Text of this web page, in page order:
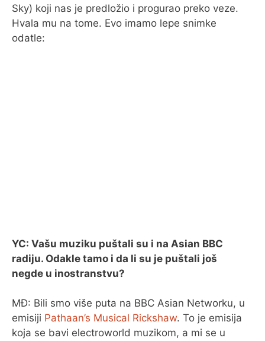
Sky) koji nas je predložio i progurao preko veze.
Hvala mu na tome. Evo imamo lepe snimke
odatle:
YC: Vašu muziku puštali su i na Asian BBC
radiju. Odakle tamo i da li su je puštali još
negde u inostranstvu?
MĐ: Bili smo više puta na BBC Asian Networku, u
emisiji Pathaan’s Musical Rickshaw. To je emisija
koja se bavi electroworld muzikom, a mi se u